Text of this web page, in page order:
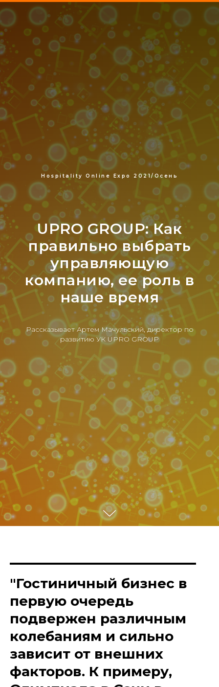
Hospitality Online Expo 2021/Осень
UPRO GROUP: Как
правильно выбрать
управляющую
компанию, ее роль в
наше время
Рассказывает Артем Мачульский, директор по
развитию УК UPRO GROUP
"Гостиничный бизнес в
первую очередь
подвержен различным
колебаниям и сильно
зависит от внешних
факторов. К примеру,